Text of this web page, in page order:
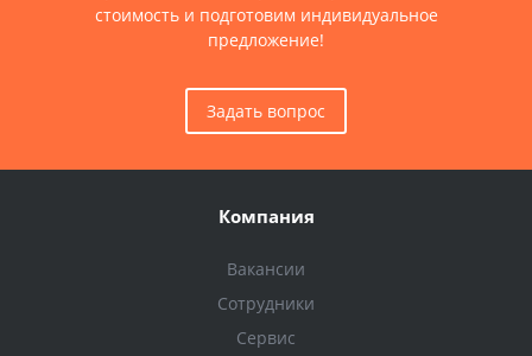
стоимость и подготовим индивидуальное
предложение!
Задать вопрос
Компания
Вакансии
Сотрудники
Сервис